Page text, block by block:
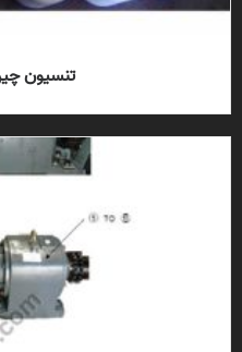
تنسیون